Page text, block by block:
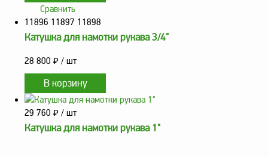
Устройства громкой
связи и оповещения
Краны раздаточные,
Резервуарное
оборудование
Запорная арматура
Насосы и насосные
Сравнить
11896 11897 11898
Катушка для намотки рукава 3/4"
28 800 ₽ / шт
29 760 ₽ / шт
Катушка для намотки рукава 1"